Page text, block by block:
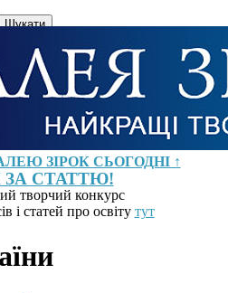
ЗІРОК СЬОГОДНІ ↑
СТАТТЮ!
творчий конкурс
і статей про освіту тут